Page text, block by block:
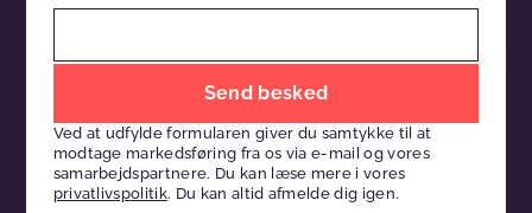
dette
felt
tomt
Ved at udfylde formularen giver du samtykke til at
modtage markedsføring fra os via e-mail og vores
samarbejdspartnere. Du kan læse mere i vores
privatlivspolitik. Du kan altid afmelde dig igen.